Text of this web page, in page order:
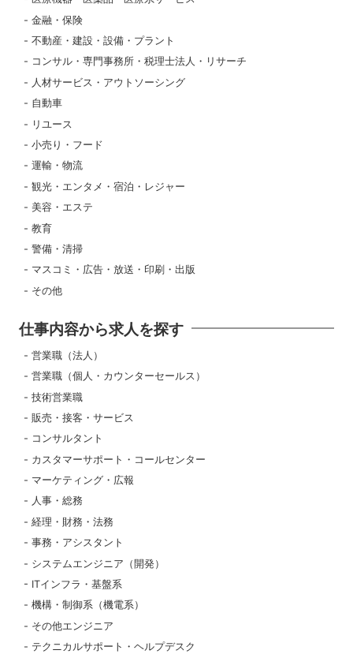
金融・保険
不動産・建設・設備・プラント
コンサル・専門事務所・税理士法人・リサーチ
人材サービス・アウトソーシング
自動車
リユース
小売り・フード
運輸・物流
観光・エンタメ・宿泊・レジャー
美容・エステ
教育
警備・清掃
マスコミ・広告・放送・印刷・出版
その他
仕事内容から求人を探す
営業職（法人）
営業職（個人・カウンターセールス）
技術営業職
販売・接客・サービス
コンサルタント
カスタマーサポート・コールセンター
マーケティング・広報
人事・総務
経理・財務・法務
事務・アシスタント
システムエンジニア（開発）
ITインフラ・基盤系
機構・制御系（機電系）
その他エンジニア
テクニカルサポート・ヘルプデスク